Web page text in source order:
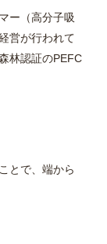
ー（高分子吸
営が行われて
林認証のPEFC
とで、端から